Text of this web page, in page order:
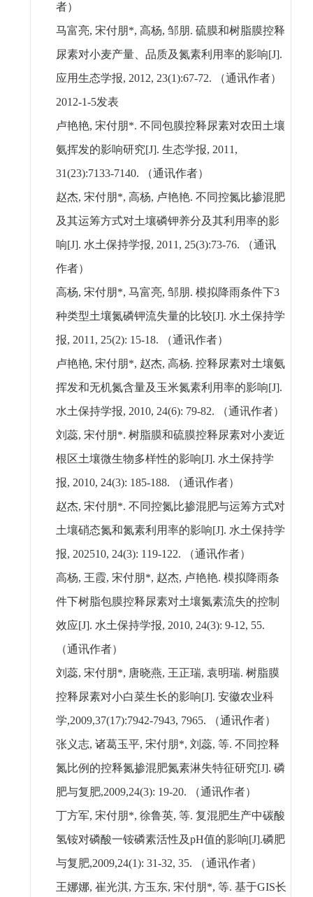
者）
马富亮, 宋付朋*, 高杨, 邹朋. 硫膜和树脂膜控释
尿素对小麦产量、品质及氮素利用率的影响[J].
应用生态学报, 2012, 23(1):67-72.
（通讯作者）
2012-1-5发表
卢艳艳, 宋付朋*. 不同包膜控释尿素对农田土壤
氨挥发的影响研究[J]. 生态学报, 2011,
31(23):7133-7140.
（通讯作者）
赵杰, 宋付朋*, 高杨, 卢艳艳. 不同控氮比掺混肥
及其运筹方式对土壤磷钾养分及其利用率的影
响[J]. 水土保持学报, 2011, 25(3):73-76.
（通讯
作者）
高杨, 宋付朋*, 马富亮, 邹朋. 模拟降雨条件下3
种类型土壤氮磷钾流失量的比较[J]. 水土保持学
报, 2011, 25(2): 15-18.
（通讯作者）
卢艳艳, 宋付朋*, 赵杰, 高杨. 控释尿素对土壤氨
挥发和无机氮含量及玉米氮素利用率的影响[J].
水土保持学报, 2010, 24(6): 79-82.
（通讯作者）
刘蕊, 宋付朋*. 树脂膜和硫膜控释尿素对小麦近
根区土壤微生物多样性的影响[J]. 水土保持学
报, 2010, 24(3): 185-188.
（通讯作者）
赵杰, 宋付朋*. 不同控氮比掺混肥与运筹方式对
土壤硝态氮和氮素利用率的影响[J]. 水土保持学
报, 202510, 24(3): 119-122.
（通讯作者）
高杨, 王霞, 宋付朋*, 赵杰, 卢艳艳. 模拟降雨条
件下树脂包膜控释尿素对土壤氮素流失的控制
效应[J]. 水土保持学报, 2010, 24(3): 9-12, 55.
（通讯作者）
刘蕊, 宋付朋*, 唐晓燕, 王正瑞, 袁明瑞. 树脂膜
控释尿素对小白菜生长的影响[J]. 安徽农业科
学,2009,37(17):7942-7943, 7965.
（通讯作者）
张义志, 诸葛玉平, 宋付朋*, 刘蕊, 等. 不同控释
氮比例的控释氮掺混肥氮素淋失特征研究[J]. 磷
肥与复肥,2009,24(3): 19-20.
（通讯作者）
丁方军, 宋付朋*, 徐鲁英, 等. 复混肥生产中碳酸
氢铵对磷酸一铵磷素活性及pH值的影响[J].磷肥
与复肥,2009,24(1): 31-32, 35.
（通讯作者）
王娜娜, 崔光淇, 方玉东, 宋付朋*, 等. 基于GIS长